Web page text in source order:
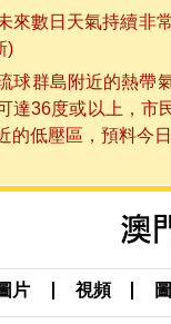
來數日天氣持續非
)
球群島附近的熱帶
達36度或以上，市
的低壓區，預料今
片 視頻